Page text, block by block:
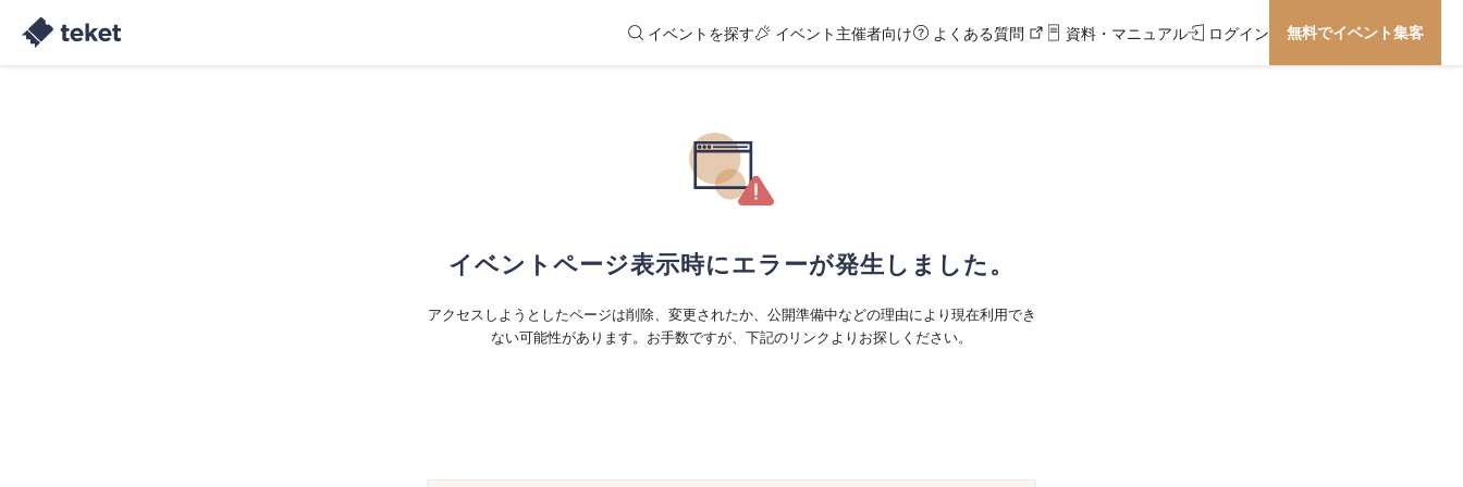
イベントを探す イベント主催者向け よくある質問 資料・マニュアル ログイン 無料でイベント集客
イベントページ表示時にエラーが発生しました。
アクセスしようとしたページは削除、変更されたか、公開準備中などの理由により現在利用でき
ない可能性があります。お手数ですが、下記のリンクよりお探しください。